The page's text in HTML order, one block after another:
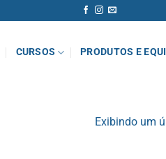
CURSOS PRODUTOS E
Exibindo um